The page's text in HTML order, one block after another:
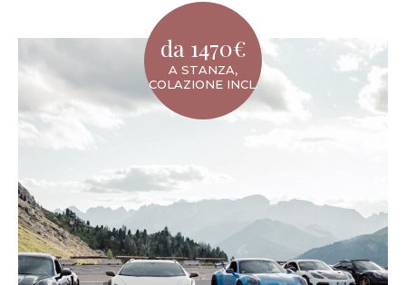
da 1470€
A STANZA,
COLAZIONE INCL.